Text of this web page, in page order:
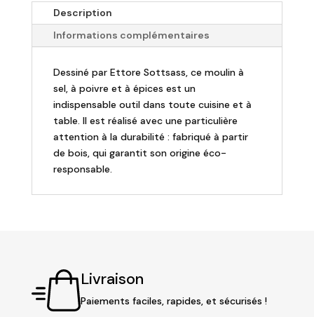
Moulin
poivre
Rouge
Description
Informations complémentaires
Dessiné par Ettore Sottsass, ce moulin à
sel, à poivre et à épices est un
indispensable outil dans toute cuisine et à
table. Il est réalisé avec une particulière
attention à la durabilité : fabriqué à partir
de bois, qui garantit son origine éco-
responsable.
Livraison
Paiements faciles, rapides, et sécurisés !